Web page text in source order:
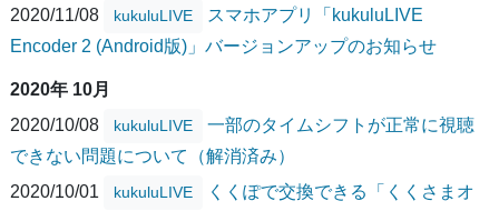
2020/11/08
kukuluLIVE
スマホアプリ「kukuluLIVE
Encoder 2 (Android版)」バージョンアップのお知らせ
2020年 10月
2020/10/08
kukuluLIVE
一部のタイムシフトが正常に視聴
できない問題について（解消済み）
2020/10/01
kukuluLIVE
くくぽで交換できる「くくさまオ